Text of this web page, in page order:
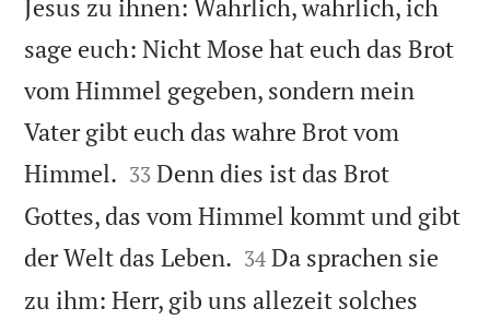
Jesus zu ihnen: Wahrlich, wahrlich, ich
sage euch: Nicht Mose hat euch das Brot
vom Himmel gegeben, sondern mein
Vater gibt euch das wahre Brot vom
Himmel. 

33 Denn dies ist das Brot
Gottes, das vom Himmel kommt und gibt
der Welt das Leben. 

34 Da sprachen sie
zu ihm: Herr, gib uns allezeit solches